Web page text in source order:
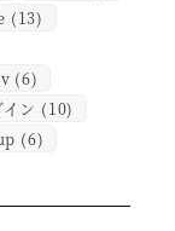
(13)
(6)
ン (10)
(6)